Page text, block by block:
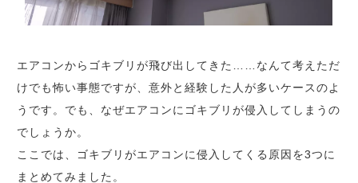
エアコンからゴキブリが飛び出してきた……なんて考えただ
けでも怖い事態ですが、意外と経験した人が多いケースのよ
うです。でも、なぜエアコンにゴキブリが侵入してしまうの
でしょうか。
ここでは、ゴキブリがエアコンに侵入してくる原因を3つに
まとめてみました。